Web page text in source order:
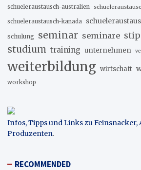
schueleraustausch-australien
schueleraustausch-kanada
schulung seminar seminare
studium training unternehmen
weiterbildung wirtschaft
workshop
Infos, Tipps und Links zu
Produzenten.
RECOMMENDED